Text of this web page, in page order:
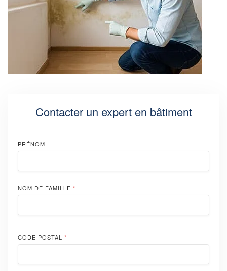
Contacter un expert en bâtiment
PRÉNOM
NOM DE FAMILLE *
CODE POSTAL *